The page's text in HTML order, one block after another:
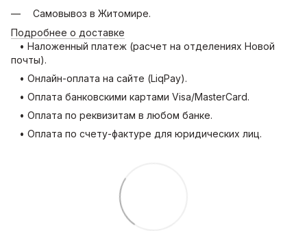
Самовывоз в Житомире.
Подробнее о доставке
• Наложенный платеж (расчет на отделениях Новой
почты).
• Онлайн-оплата на сайте (LiqPay).
• Оплата банковскими картами Visa/MasterCard.
• Оплата по реквизитам в любом банке.
• Оплата по счету-фактуре для юридических лиц.